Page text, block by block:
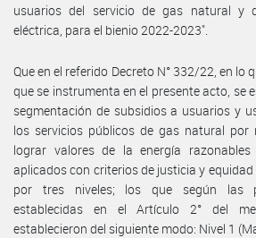
usuarios del servicio de gas natural y
eléctrica, para el bienio 2022-2023".
Que en el referido Decreto N° 332/22, en lo
que se instrumenta en el presente acto, se
segmentación de subsidios a usuarios y
los servicios públicos de gas natural por
lograr valores de la energía
aplicados con criterios de justicia y
por tres niveles; los que según las
establecidas en el Artículo 2° del
establecieron del siguiente modo: Nivel 1